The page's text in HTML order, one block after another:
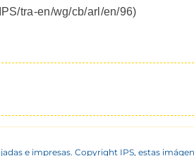
tra-en/wg/cb/arl/en/96)
e impresas. Copyright IPS, estas